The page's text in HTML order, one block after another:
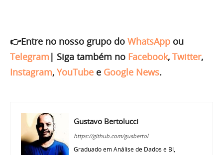
👉Entre no nosso grupo do WhatsApp ou
Telegram | Siga também no Facebook, Twitter,
Instagram, YouTube e Google News.
Gustavo Bertolucci
https://github.com/gusbertol
Graduado em Análise de Dados e BI,